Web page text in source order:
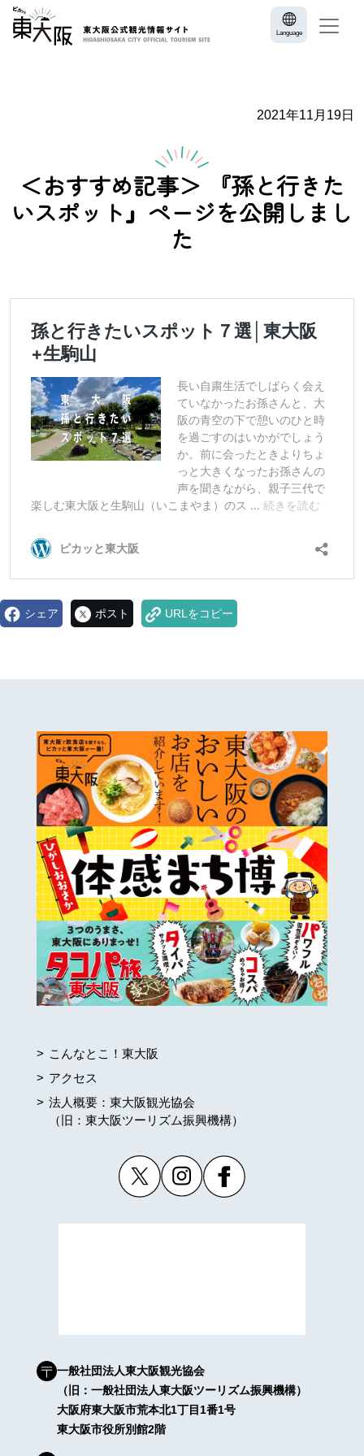
Language
2021年11月19日
＜おすすめ記事＞ 『孫と行きた
いスポット』ページを公開しまし
た
シェア ポスト URLをコピー
こんなとこ！東大阪
アクセス
法人概要：東大阪観光協会
（旧：東大阪ツーリズム振興機構）
一般社団法人東大阪観光協会
（旧：一般社団法人東大阪ツーリズム振興機構）
大阪府東大阪市荒本北1丁目1番1号
東大阪市役所別館2階